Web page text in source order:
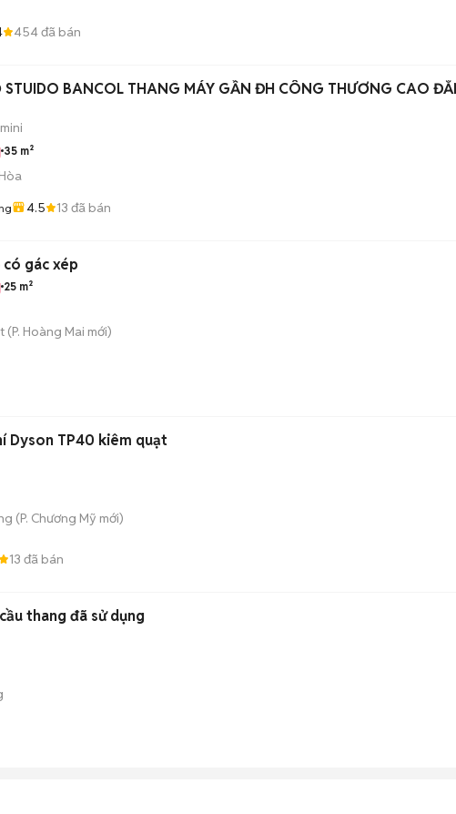
454đã bán
STUIDO BANCOL THANG MÁY GẦN ĐH CÔNG THƯƠNG CAO
35 m²
4.5 13 đã bán
gác xép
25 m²
(P. Hoàng Mai mới)
Dyson TP40 kiêm quạt
(P. Chương Mỹ mới)
13 đã bán
thang đã sử dụng